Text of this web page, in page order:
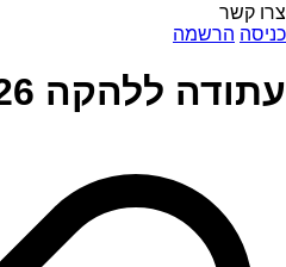
צרו קשר
כניסה הרשמה
עתודה ללהקה 2026